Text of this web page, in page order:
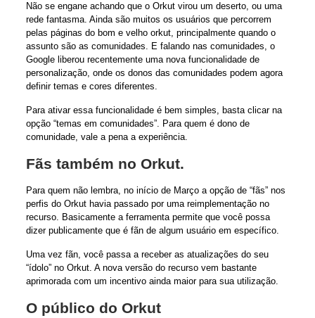
Não se engane achando que o Orkut virou um deserto, ou uma
rede fantasma. Ainda são muitos os usuários que percorrem
pelas páginas do bom e velho orkut, principalmente quando o
assunto são as comunidades. E falando nas comunidades, o
Google liberou recentemente uma nova funcionalidade de
personalização, onde os donos das comunidades podem agora
definir temas e cores diferentes.
Para ativar essa funcionalidade é bem simples, basta clicar na
opção “temas em comunidades”. Para quem é dono de
comunidade, vale a pena a experiência.
Fãs também no Orkut.
Para quem não lembra, no início de Março a opção de “fãs” nos
perfis do Orkut havia passado por uma reimplementação no
recurso. Basicamente a ferramenta permite que você possa
dizer publicamente que é fãn de algum usuário em específico.
Uma vez fãn, você passa a receber as atualizações do seu
“ídolo” no Orkut. A nova versão do recurso vem bastante
aprimorada com um incentivo ainda maior para sua utilização.
O público do Orkut